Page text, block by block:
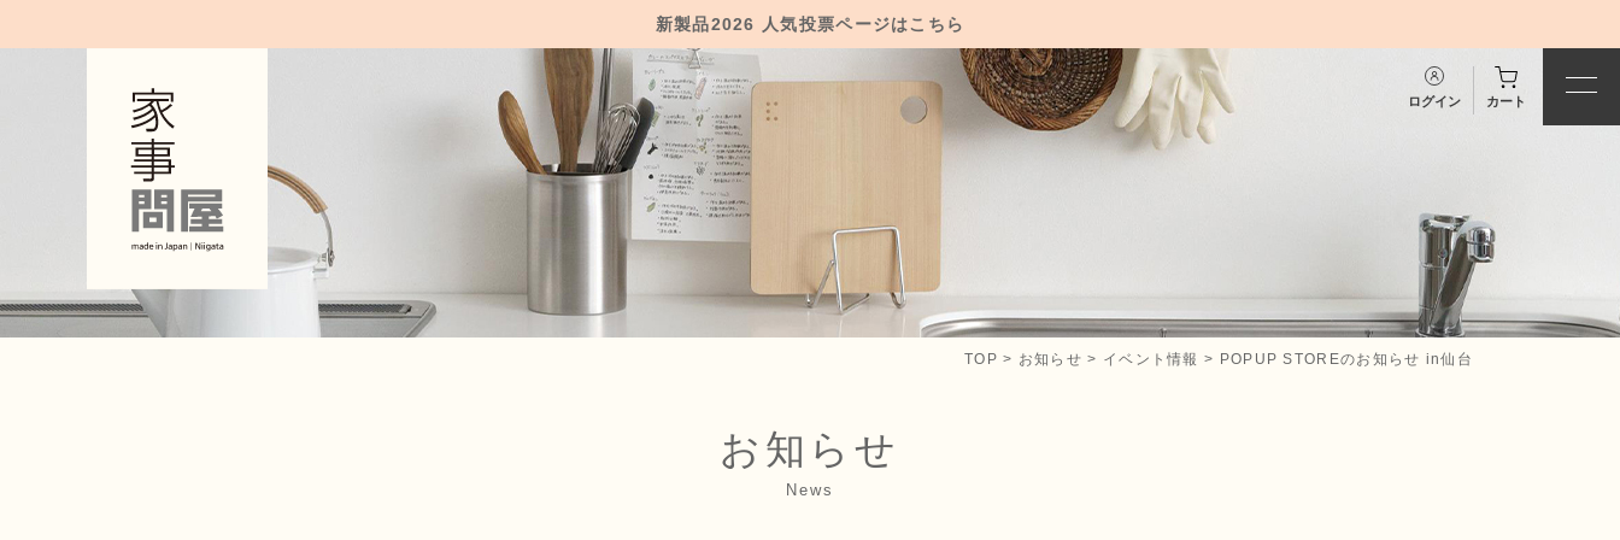
新製品2026 人気投票ページはこちら
ログイン カート
TOP > お知らせ > イベント情報 > POPUP STOREのお知らせ in仙台
お知らせ
News